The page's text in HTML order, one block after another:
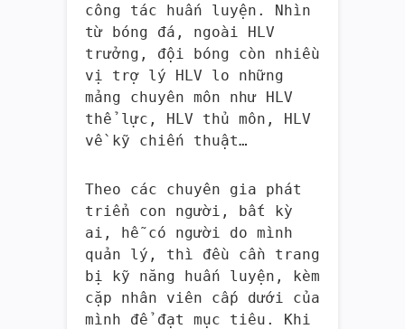
công tác huấn luyện. Nhìn
từ bóng đá, ngoài HLV
trưởng, đội bóng còn nhiều
vị trợ lý HLV lo những
mảng chuyên môn như HLV
thể lực, HLV thủ môn, HLV
về kỹ chiến thuật…
Theo các chuyên gia phát
triển con người, bất kỳ
ai, hễ có người do mình
quản lý, thì đều cần trang
bị kỹ năng huấn luyện, kèm
cặp nhân viên cấp dưới của
mình để đạt mục tiêu. Khi